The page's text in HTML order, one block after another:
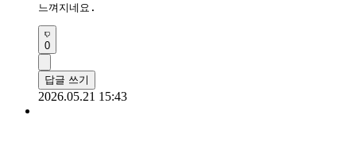
느껴지네요.
0
답글 쓰기
2026.05.21 15:43